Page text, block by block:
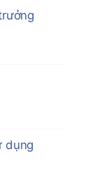
dụng